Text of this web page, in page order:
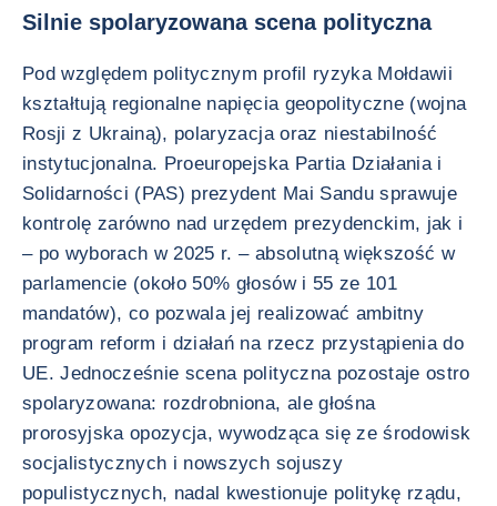
Silnie spolaryzowana scena polityczna
Pod względem politycznym profil ryzyka Mołdawii
kształtują regionalne napięcia geopolityczne (wojna
Rosji z Ukrainą), polaryzacja oraz niestabilność
instytucjonalna. Proeuropejska Partia Działania i
Solidarności (PAS) prezydent Mai Sandu sprawuje
kontrolę zarówno nad urzędem prezydenckim, jak i
– po wyborach w 2025 r. – absolutną większość w
parlamencie (około 50% głosów i 55 ze 101
mandatów), co pozwala jej realizować ambitny
program reform i działań na rzecz przystąpienia do
UE. Jednocześnie scena polityczna pozostaje ostro
spolaryzowana: rozdrobniona, ale głośna
prorosyjska opozycja, wywodząca się ze środowisk
socjalistycznych i nowszych sojuszy
populistycznych, nadal kwestionuje politykę rządu,